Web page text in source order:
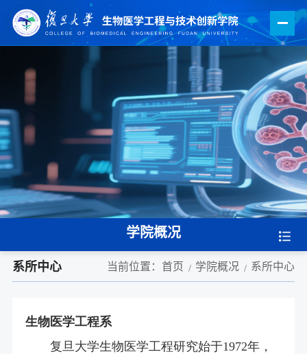
学院概况
系所中心 当前位置： 首页 学院概况 系所中心
生物医学工程系
复旦大学生物医学工程研究始于1972年，